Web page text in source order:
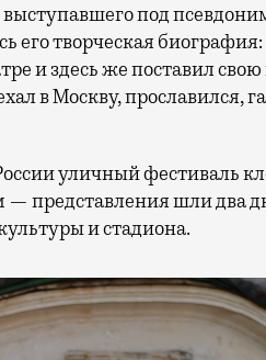
под
его творческая
и здесь же поставил
в Москву, прославился,
уличный фестиваль
представления шли два
и стадиона.